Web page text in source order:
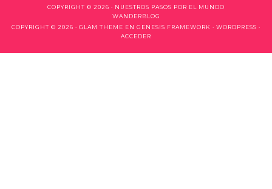
COPYRIGHT © 2026 · NUESTROS PASOS POR EL MUNDO
WANDERBLOG
COPYRIGHT © 2026 · GLAM THEME EN GENESIS FRAMEWORK · WORDPRESS ·
ACCEDER